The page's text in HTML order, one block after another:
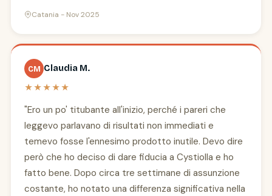
Catania - Nov 2025
CM Claudia M.
★★★★★
"Ero un po' titubante all'inizio, perché i pareri che
leggevo parlavano di risultati non immediati e
temevo fosse l'ennesimo prodotto inutile. Devo dire
però che ho deciso di dare fiducia a Cystiolla e ho
fatto bene. Dopo circa tre settimane di assunzione
costante, ho notato una differenza significativa nella